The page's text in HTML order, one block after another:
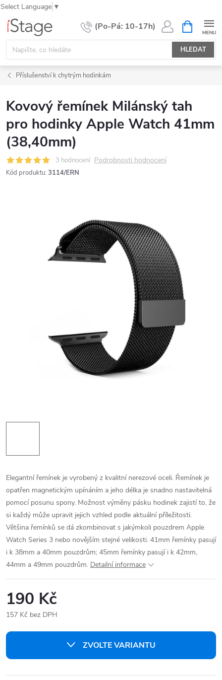
Select Language ▼
Přejít
obsah
HLEDAT
NÁKUPNÍ
KOŠÍK
Příslušenství k chytrým hodinkám
Kovový řemínek Milánský tah
pro hodinky Apple Watch 41mm
(38,40mm)
3 hodnocení Podrobnosti hodnocení
Kód produktu: 3114/ERN
Elegantní řemínek je vyrobený z kvalitní nerezové oceli. Řemínek je
opatřen magnetickým upínáním a jeho délka je snadno nastavitelná
pomocí posunu spony. Možnost výměny pásku hodinek zajistí to, že
si každý může upravit jejich vzhled podle aktuální příležitosti.
Většina řemínků se dá zkombinovat s jakýmkoli pouzdrem Apple
Watch Series 3 nebo novějším stejné velikosti. 41mm řemínky pasují
i k 38mm a 40mm pouzdrům; 45mm řemínky pasují i k 42mm,
44mm a 49mm pouzdrům. Detailní informace
190 Kč
157 Kč bez DPH
cena:
ZVOLTE VARIANTU